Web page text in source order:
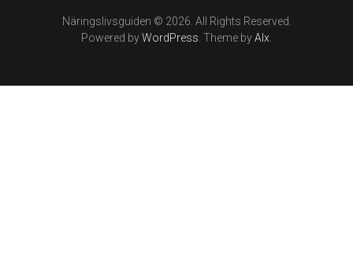
Näringslivsguiden © 2026. All Rights Reserved.
Powered byWordPress . Theme byAlx